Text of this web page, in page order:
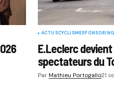
ACTUSCYCLISME
E.Leclerc
spectateurs du
ParMathieu Portogallo21